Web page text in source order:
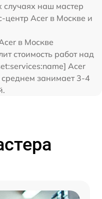
случаях наш мастер
центр Acer в Москве и
в Москве
стоимость работ над
Acer
занимает 3-4